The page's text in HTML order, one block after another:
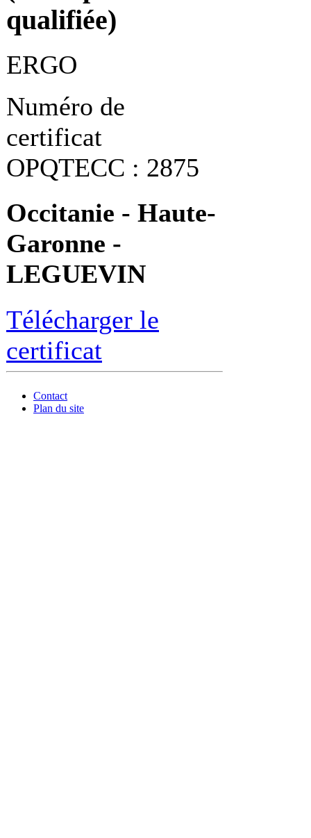
qualifiée)
ERGO
Numéro de
certificat
OPQTECC : 2875
Occitanie - Haute-
Garonne -
LEGUEVIN
Télécharger le
certificat
Contact
Plan du site